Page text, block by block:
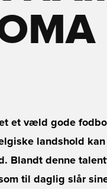
et væld gode
landshold
Blandt denne
til daglig slår